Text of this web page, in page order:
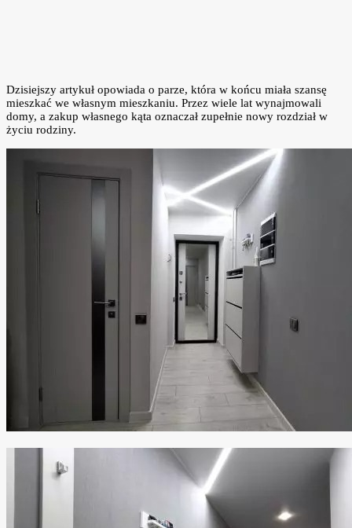
Dzisiejszy artykuł opowiada o parze, która w końcu miała szansę
mieszkać we własnym mieszkaniu. Przez wiele lat wynajmowali
domy, a zakup własnego kąta oznaczał zupełnie nowy rozdział w
życiu rodziny.